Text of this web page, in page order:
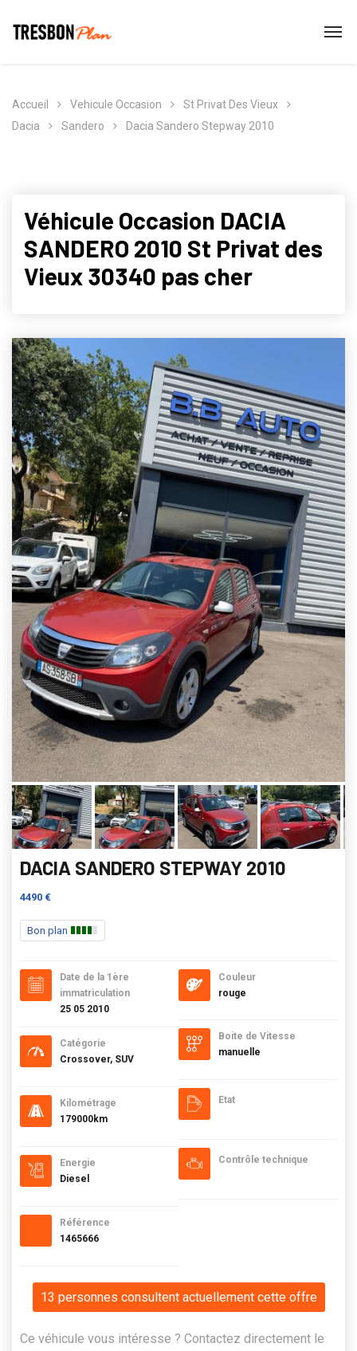
Accueil Vehicule Occasion
St Privat Des Vieux
Dacia
Sandero Dacia Sandero Stepway 2010
Véhicule Occasion DACIA
SANDERO 2010 St Privat des
Vieux 30340 pas cher
DACIA SANDERO STEPWAY 2010
4490 €
Bon plan
Date de la 1ère
immatriculation
25 05 2010
Catégorie
Crossover, SUV
Kilométrage
179000km
Energie
Diesel
Référence
1465666
Couleur
rouge
Boite de Vitesse
manuelle
Etat
Contrôle technique
13 personnes consultent actuellement cette offre
Ce véhicule vous intéresse ? Contactez directement le